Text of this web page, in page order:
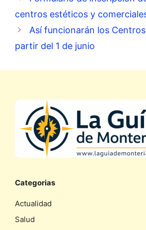
centros estéticos y
Así funcionarán los
partir del 1 de junio
Categorias
Actualidad
Salud